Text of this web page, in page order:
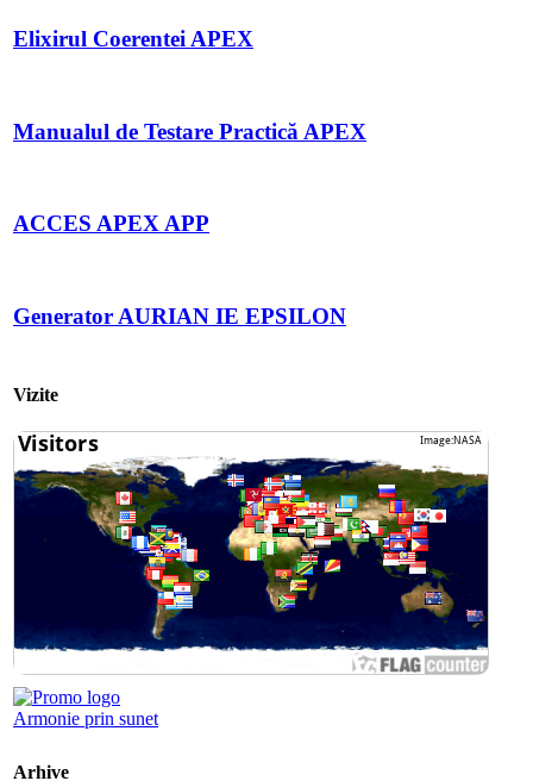
Elixirul Coerentei APEX
Manualul de Testare Practică APEX
ACCES APEX APP
Generator AURIAN IE EPSILON
Vizite
Armonie prin sunet
Arhive